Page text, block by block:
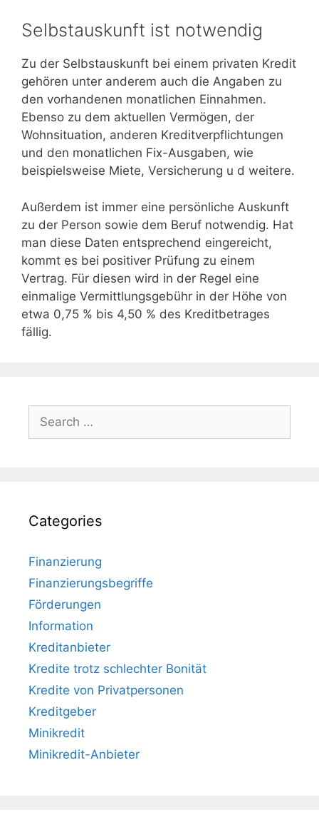
Selbstauskunft ist notwendig
Zu der Selbstauskunft bei einem privaten Kredit
gehören unter anderem auch die Angaben zu
den vorhandenen monatlichen Einnahmen.
Ebenso zu dem aktuellen Vermögen, der
Wohnsituation, anderen Kreditverpflichtungen
und den monatlichen Fix-Ausgaben, wie
beispielsweise Miete, Versicherung u d weitere.
Außerdem ist immer eine persönliche Auskunft
zu der Person sowie dem Beruf notwendig. Hat
man diese Daten entsprechend eingereicht,
kommt es bei positiver Prüfung zu einem
Vertrag. Für diesen wird in der Regel eine
einmalige Vermittlungsgebühr in der Höhe von
etwa 0,75 % bis 4,50 % des Kreditbetrages
fällig.
for:
Categories
Finanzierung
Finanzierungsbegriffe
Förderungen
Information
Kreditanbieter
Kredite trotz schlechter Bonität
Kredite von Privatpersonen
Kreditgeber
Minikredit
Minikredit-Anbieter